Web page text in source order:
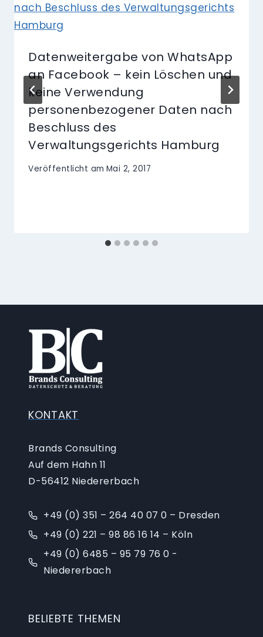
Datenweitergabe von WhatsApp
an Facebook – kein Löschen und
keine Verwendung
personenbezogener Daten nach
Beschluss des
Verwaltungsgerichts Hamburg
Veröffentlicht am Mai 2, 2017
KONTAKT
Brands Consulting
Auf dem Hahn 11
D-56412 Niedererbach
+49 (0) 351 – 264 40 07 0 – Dresden
+49 (0) 221 – 98 86 16 14 – Köln
+49 (0) 6485 – 95 79 76 0 -
Niedererbach
BELIEBTE THEMEN